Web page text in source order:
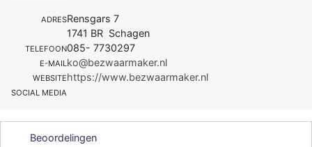
ADRESRensgars 7
1741 BR Schagen
TELEFOON085- 7730297
E-MAILko@bezwaarmaker.nl
WEBSITEhttps://www.bezwaarmaker.nl
SOCIAL MEDIA
Beoordelingen